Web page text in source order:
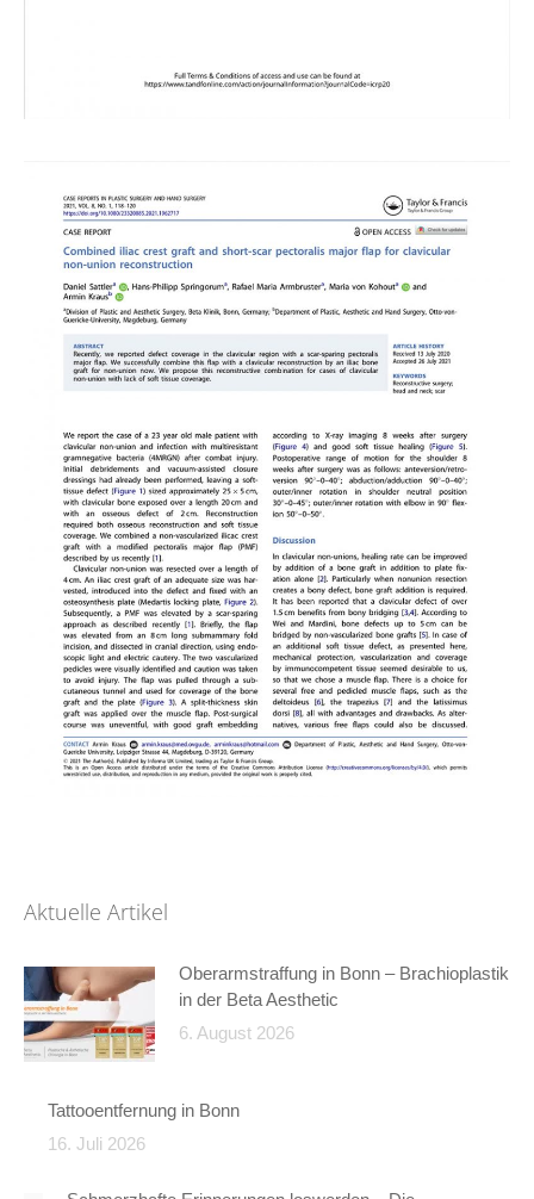
Aktuelle Artikel
Oberarmstraffung in Bonn – Brachioplastik
in der Beta Aesthetic
6. August 2026
Tattooentfernung in Bonn
16. Juli 2026